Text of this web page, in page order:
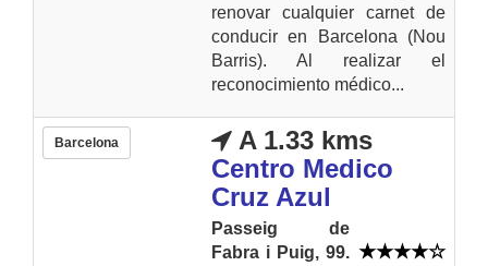
renovar cualquier carnet de
conducir en Barcelona (Nou
Barris). Al realizar el
reconocimiento médico...
Barcelona
A 1.33 kms
Centro Medico
Cruz Azul
Passeig de
Fabra i Puig, 99.